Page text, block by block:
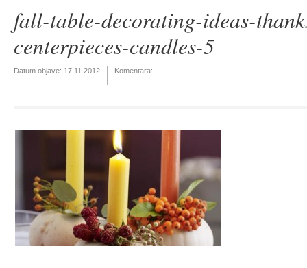
fall-table-decorating-ideas-
centerpieces-candles-5
Datum objave: 17.11.2012 Komentara: